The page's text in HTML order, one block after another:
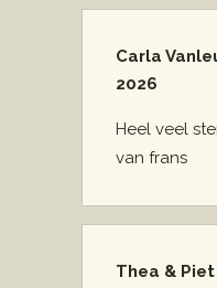
Carla
2026
Heel veel
van frans
Thea &